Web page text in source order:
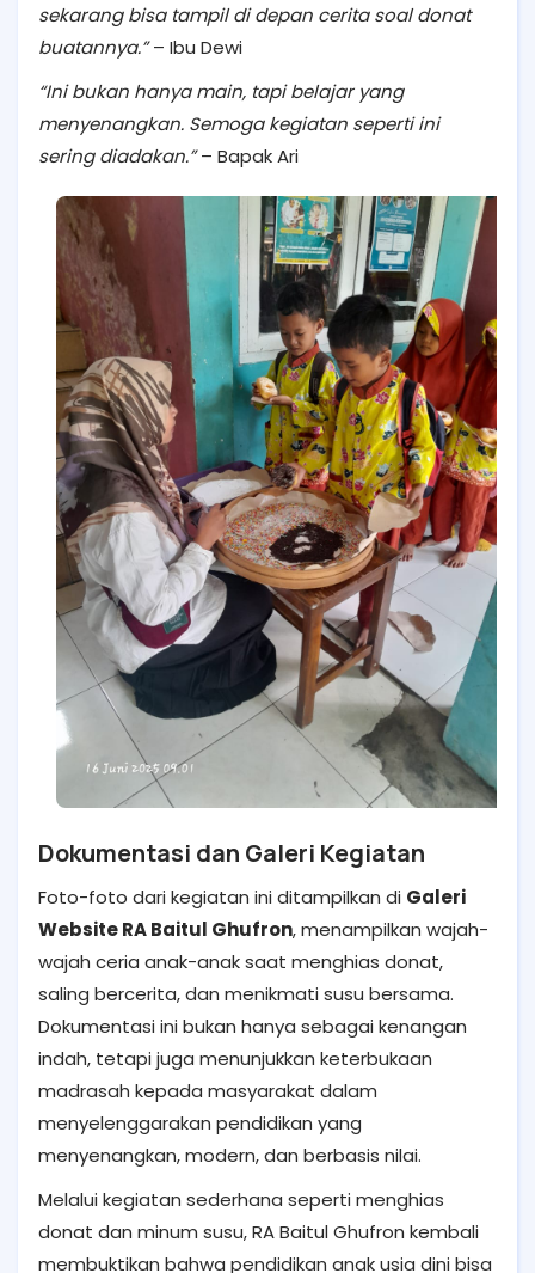
sekarang bisa tampil di depan cerita soal donat
buatannya.”– Ibu Dewi
“Ini bukan hanya main, tapi belajar yang
menyenangkan. Semoga kegiatan seperti ini
sering diadakan.”– Bapak Ari
Dokumentasi dan Galeri Kegiatan
Foto-foto dari kegiatan ini ditampilkan di Galeri
Website RA Baitul Ghufron, menampilkan wajah-
wajah ceria anak-anak saat menghias donat,
saling bercerita, dan menikmati susu bersama.
Dokumentasi ini bukan hanya sebagai kenangan
indah, tetapi juga menunjukkan keterbukaan
madrasah kepada masyarakat dalam
menyelenggarakan pendidikan yang
menyenangkan, modern, dan berbasis nilai.
Melalui kegiatan sederhana seperti menghias
donat dan minum susu, RA Baitul Ghufron kembali
membuktikan bahwa pendidikan anak usia dini bisa